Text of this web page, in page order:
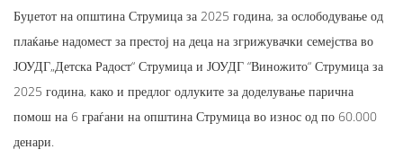
Буџетот на општина Струмица за 2025 година, за ослободување од
плаќање надомест за престој на деца на згрижувачки семејства во
ЈОУДГ„Детска Радост“ Струмица и ЈОУДГ “Виножито“ Струмица за
2025 година, како и предлог одлуките за доделување парична
помош на 6 граѓани на општина Струмица во износ од по 60.000
денари.